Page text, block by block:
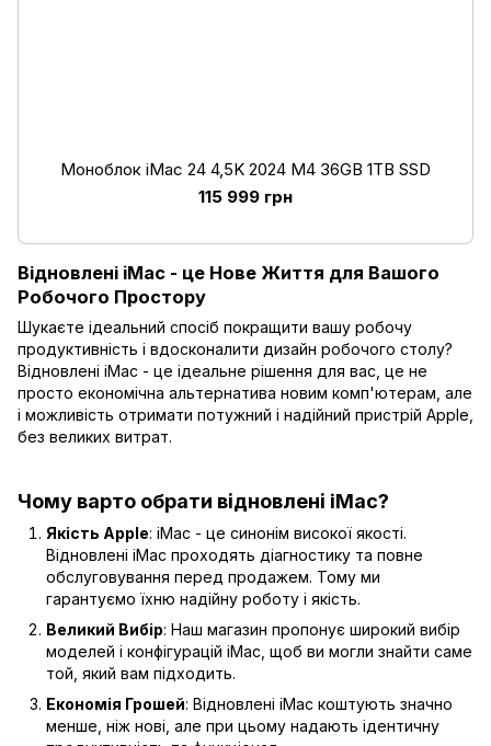
Моноблок iMac 24 4,5K 2024 M4 36GB 1TB SSD
115 999 грн
Відновлені iMac - це Нове Життя для Вашого
Робочого Простору
Шукаєте ідеальний спосіб покращити вашу робочу
продуктивність і вдосконалити дизайн робочого столу?
Відновлені iMac - це ідеальне рішення для вас, це не
просто економічна альтернатива новим комп'ютерам, але
і можливість отримати потужний і надійний пристрій Apple,
без великих витрат.
Чому варто обрати відновлені iMac?
Якість Apple: iMac - це синонім високої якості.
Відновлені iMac проходять діагностику та повне
обслуговування перед продажем. Тому ми
гарантуємо їхню надійну роботу і якість.
Великий Вибір: Наш магазин пропонує широкий вибір
моделей і конфігурацій iMac, щоб ви могли знайти саме
той, який вам підходить.
Економія Грошей: Відновлені iMac коштують значно
менше, ніж нові, але при цьому надають ідентичну